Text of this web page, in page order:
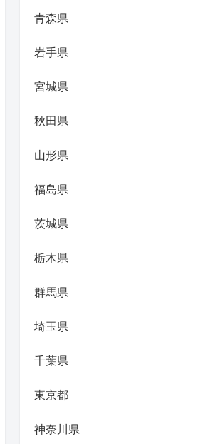
青森県
岩手県
宮城県
秋田県
山形県
福島県
茨城県
栃木県
群馬県
埼玉県
千葉県
東京都
神奈川県